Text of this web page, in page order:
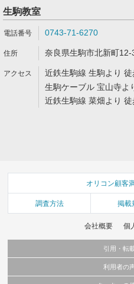
生駒教室
0743-71-6270
奈良県生駒市北新町
近鉄生駒線 生駒より
生駒ケーブル 宝山寺よ
近鉄生駒線 菜畑より
オリコン顧客
調査方法 掲載
会社概要 個
引用・転
当サイトで公開されている情報（文字、写
利用者の